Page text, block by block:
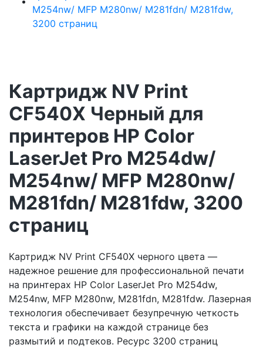
Картридж NV Print
CF540X Черный для
принтеров HP Color
LaserJet Pro M254dw/
M254nw/ MFP M280nw/
M281fdn/ M281fdw, 3200
страниц
Картридж NV Print CF540X черного цвета —
надежное решение для профессиональной печати
на принтерах HP Color LaserJet Pro M254dw,
M254nw, MFP M280nw, M281fdn, M281fdw. Лазерная
технология обеспечивает безупречную четкость
текста и графики на каждой странице без
размытий и подтеков. Ресурс 3200 страниц